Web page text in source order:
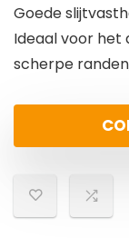
Goede
Ideaal voor het
scherpe